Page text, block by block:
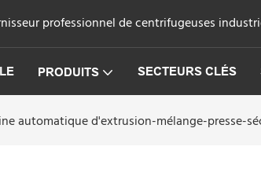
professionnel de centrifugeuses
PRODUITS SECTEURS CLÉS
automatique d'extrusion-mélange-presse-